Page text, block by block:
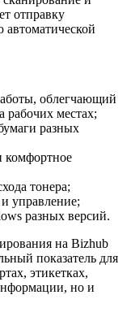
отправку
облегчающий
рабочих местах;
разных
комфортное
тонера;
управление;
разных версий.
на Bizhub
показатель для
этикетках,
но и